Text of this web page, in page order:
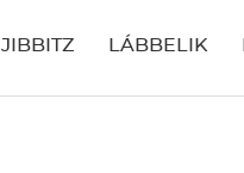
JIBBITZ LÁBBELIK